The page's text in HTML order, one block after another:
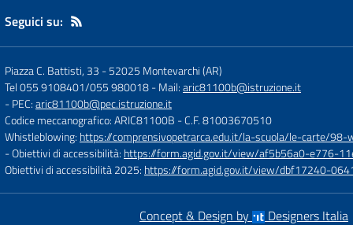
Seguici su:
Piazza C. Battisti, 33 -52025 Montevarchi (AR)
Tel 055 9108401/055 980018- Mail:aric81100b@istruzione.it
- PEC:aric81100b@pec.istruzione.it
Codice meccanografico: ARIC81100B - C.F. 81003670510
Whistleblowing: https://comprensivopetrarca.edu.it/la-scuola/le-carte/98-
- Obiettivi di accessibilità: https://form.agid.gov.it/view/af5b56a0-e776-
Obiettivi di accessibilità 2025: https://form.agid.gov.it/view/dbf17240-
Concept & Design by
Designers Italia